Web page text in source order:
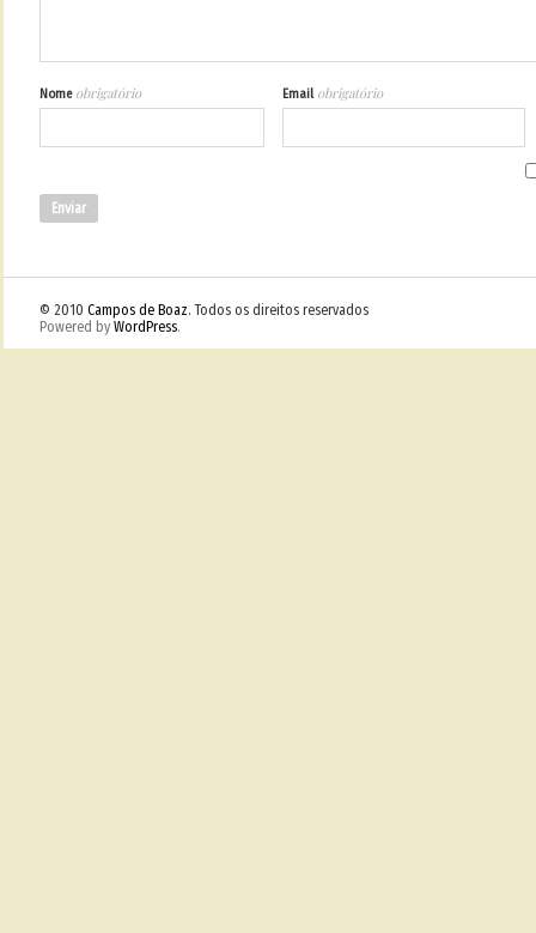
Nome obrigatório Email obrigatório
© 2010 Campos de Boaz. Todos os direitos reservados
Powered by WordPress.